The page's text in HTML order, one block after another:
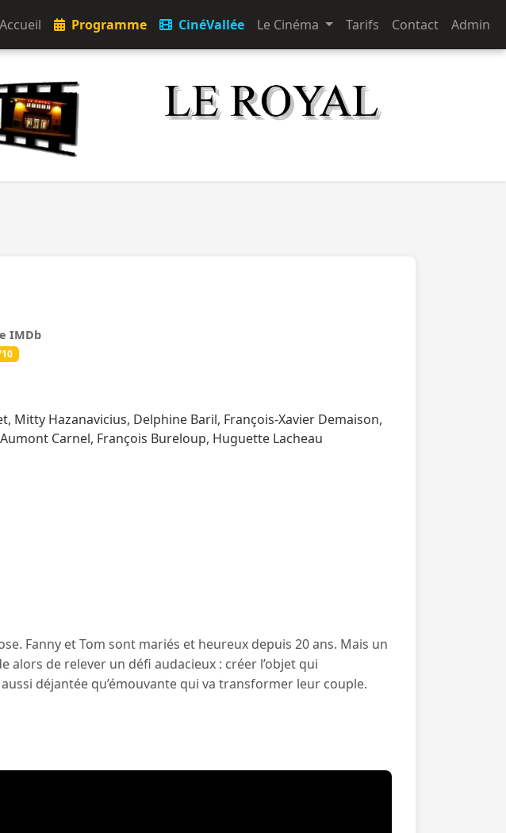
Accueil Programme CinéVallée Le Cinéma Tarifs Contact Admin
IMDb
Mitty Hazanavicius, Delphine Baril, François-Xavier Demaison,
Carnel, François Bureloup, Huguette Lacheau
Fanny et Tom sont mariés et heureux depuis 20 ans. Mais un
alors de relever un défi audacieux : créer l’objet qui
déjantée qu’émouvante qui va transformer leur couple.